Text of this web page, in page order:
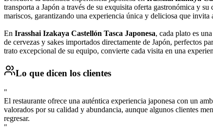
transporta a Japón a través de su exquisita oferta gastronómica y
mariscos, garantizando una experiencia única y deliciosa que invita
En Irasshai Izakaya Castellón Tasca Japonesa, cada plato es
de cervezas y sakes importados directamente de Japón, perfectos
trato excepcional de su equipo, convierte cada visita en una
Lo que dicen los clientes
"
El restaurante ofrece una auténtica experiencia japonesa con un
valorados por su calidad y abundancia, aunque algunos clientes
regresar.
"